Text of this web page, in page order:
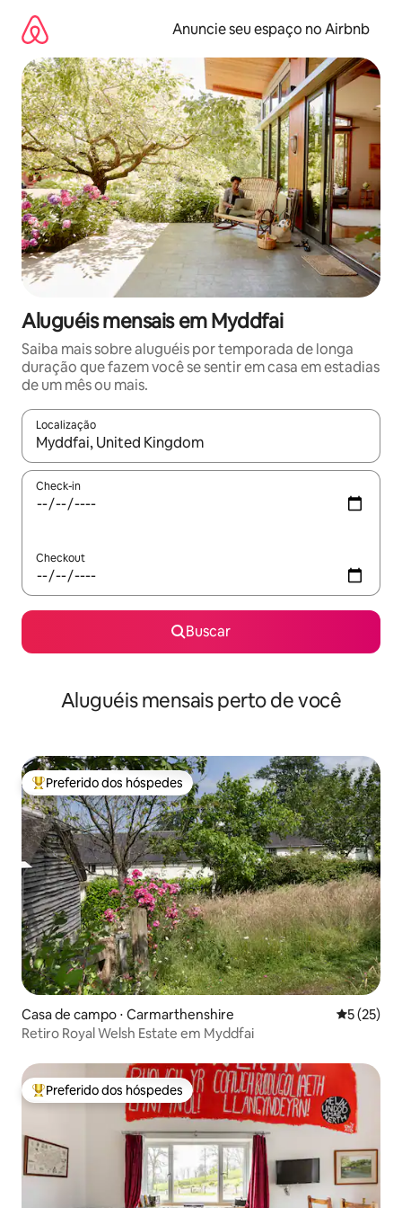
para
conteúdo
Anuncie seu espaço no Airbnb
Aluguéis mensais em Myddfai
Saiba mais sobre aluguéis por temporada de longa
duração que fazem você se sentir em casa em estadias
de um mês ou mais.
Localização
Quando os resultados estiverem disponíveis, explore-os
Check-in
Checkout
Buscar
Aluguéis mensais perto de você
Entre os melhores preferidos dos hóspedes
Preferido dos hóspedes
Casa de campo ⋅ Carmarthenshire 5 de uma
5 (25)
Retiro Royal Welsh Estate em Myddfai
Entre os melhores preferidos dos hóspedes
Preferido dos hóspedes